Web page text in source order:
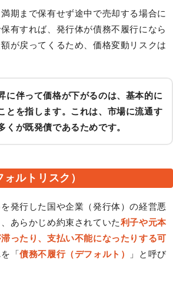
期まで保有せず途中で売却する場合に
有すれば、発行体が債務不履行になら
が戻ってくるため、価格変動リスクは
に伴って価格が下がるのは、基本的に
とを指します。これは、市場に流通す
くが既発債であるためです。
ルトリスク）
発行した国や企業（発行体）の経営悪
あらかじめ約束されていた利子や元本
滞ったり、支払い不能になったりする可
「債務不履行（デフォルト）
」と呼び